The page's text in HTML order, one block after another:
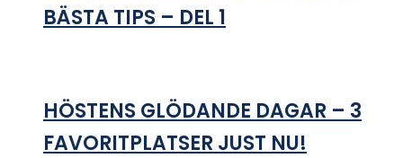
BÄSTA TIPS – DEL 1
HÖSTENS GLÖDANDE DAGAR – 3
FAVORITPLATSER JUST NU!